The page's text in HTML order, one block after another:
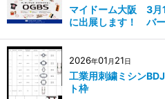
マイドーム大阪 3
に出展します！ バ
2026年01 月 21日
工業用刺繍ミシン
ト枠